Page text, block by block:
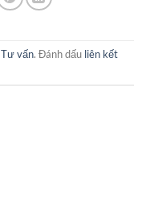
Tư vấn. Đánh dấu liên kết